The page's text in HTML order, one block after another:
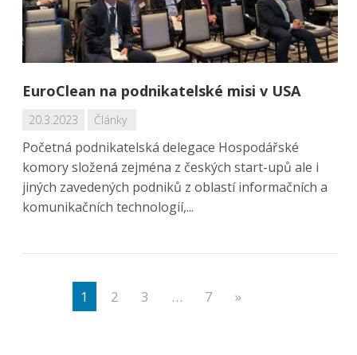
EuroClean na podnikatelské misi v USA
20.3.2023 Články
Početná podnikatelská delegace Hospodářské
komory složená zejména z českých start-upů ale i
jiných zavedených podniků z oblastí informačních a
komunikačních technologií,...
1 2 3 … 7 »